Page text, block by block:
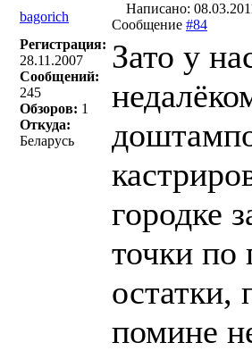
bagorich
Написано:
Сообщение #84
Регистрация:
28.11.2007
Сообщений:
245
Обзоров: 1
Откуда:
Беларусь
Зато у
городке
точки
остатки,
помине